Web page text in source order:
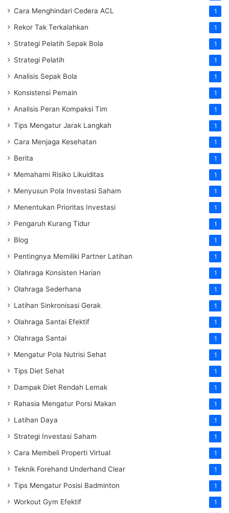
Cara Menghindari Cedera ACL 1
Rekor Tak Terkalahkan 1
Strategi Pelatih Sepak Bola 1
Strategi Pelatih 1
Analisis Sepak Bola 1
Konsistensi Pemain 1
Analisis Peran Kompaksi Tim 1
Tips Mengatur Jarak Langkah 1
Cara Menjaga Kesehatan 1
Berita 1
Memahami Risiko Likuiditas 1
Menyusun Pola Investasi Saham 1
Menentukan Prioritas Investasi 1
Pengaruh Kurang Tidur 1
Blog 1
Pentingnya Memiliki Partner Latihan 1
Olahraga Konsisten Harian 1
Olahraga Sederhana 1
Latihan Sinkronisasi Gerak 1
Olahraga Santai Efektif 1
Olahraga Santai 1
Mengatur Pola Nutrisi Sehat 1
Tips Diet Sehat 1
Dampak Diet Rendah Lemak 1
Rahasia Mengatur Porsi Makan 1
Latihan Daya 1
Strategi Investasi Saham 1
Cara Membeli Properti Virtual 1
Teknik Forehand Underhand Clear 1
Tips Mengatur Posisi Badminton 1
Workout Gym Efektif 1